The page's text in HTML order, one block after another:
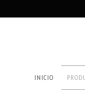
INICIO